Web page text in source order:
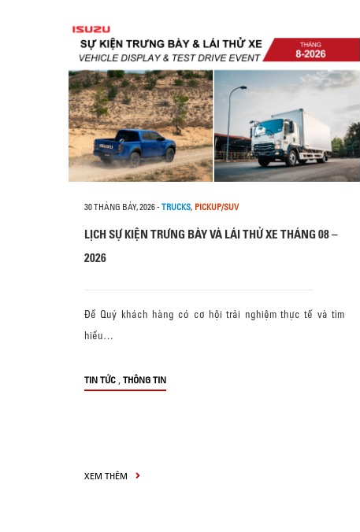
30 THÁNG BẢY, 2026- TRUCKS, PICKUP/SUV
LỊCH SỰ KIỆN TRƯNG BÀY VÀ LÁI THỬ XE THÁNG 08 –
2026
Để Quý khách hàng có cơ hội trải nghiệm thực tế và tìm
hiểu…
TIN TỨC , THÔNG TIN
XEM THÊM